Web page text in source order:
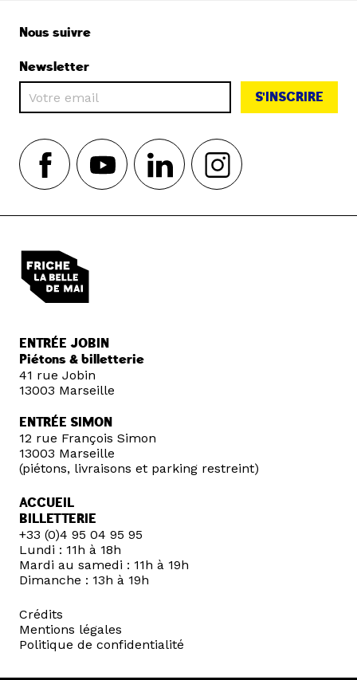
Nous suivre
Newsletter
S'INSCRIRE
ENTRÉE JOBIN
Piétons & billetterie
41 rue Jobin
13003 Marseille
ENTRÉE SIMON
12 rue François Simon
13003 Marseille
(piétons, livraisons et parking restreint)
ACCUEIL
BILLETTERIE
+33 (0)4 95 04 95 95
Lundi : 11h à 18h
Mardi au samedi : 11h à 19h
Dimanche : 13h à 19h
Crédits
Mentions légales
Politique de confidentialité